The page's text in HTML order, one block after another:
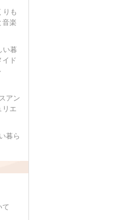
も
音楽
い暮
イド
アン
リエ
暮ら
て